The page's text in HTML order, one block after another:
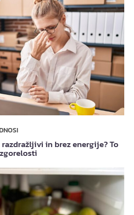
in brez energije? To